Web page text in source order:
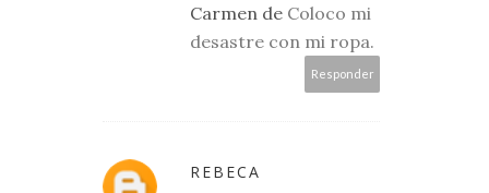
Carmen de Coloco mi
desastre con mi ropa.
Responder
REBECA